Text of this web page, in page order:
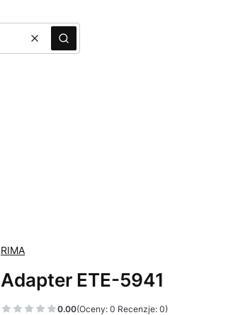
WyczyśćSzukaj
RIMA
Adapter ETE-5941
0.00(Oceny: 0 Recenzje: 0)